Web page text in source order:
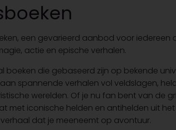
een gevarieerd aanbod voor iedereen
actie en epische verhalen.
boeken die gebaseerd zijn op bekende
spannende verhalen vol veldslagen,
werelden. Of je nu fan bent van de
met iconische helden en antihelden uit
verhaal dat je meeneemt op avontuur.